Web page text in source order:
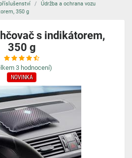
Údržba a ochrana vozu
350 g
s indikátorem,
350 g
3 hodnocení)
NOVINKA